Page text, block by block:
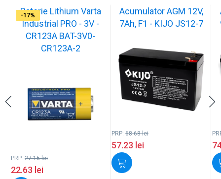
-17%
Baterie Lithium Varta
Industrial PRO - 3V -
CR123A BAT-3V0-
CR123A-2
PRP: 27.15lei
22.63 lei
-17%
Acumulator AGM 12V,
7Ah, F1 - KIJO JS12-7
PRP: 68.68lei
57.23 lei
-17%
-17%
-17%
-17%
-17%
-17%
-17%
-17%